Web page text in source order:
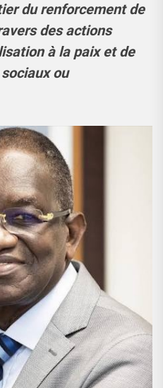
du renforcement de
des actions
à la paix et de
ou